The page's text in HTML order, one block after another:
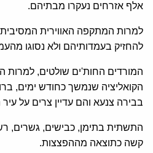
אלף אזרחים נעקרו מבתיהם.
למרות המתקפה האווירית
להחזיק בעמדותיהם ולא נסוגו
המורדים החות'ים שולטים, למרות
הקואליציה שנמשך כחודש ימים,
בבירה צנעא והם עדיין צרים על
התשתית בתימן, כבישים, גשרים,
קשה כתוצאה מההפצצות.